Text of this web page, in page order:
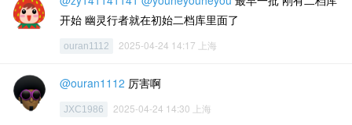
开始 幽灵行者就在初始二档库里面了
ouran1112 2025-04-24 14:17 上海
@ouran1112 厉害啊
JXC1986 2025-04-24 14:30 上海